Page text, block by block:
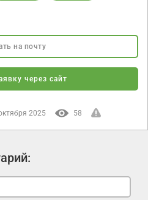
на почту
через сайт
2025 58